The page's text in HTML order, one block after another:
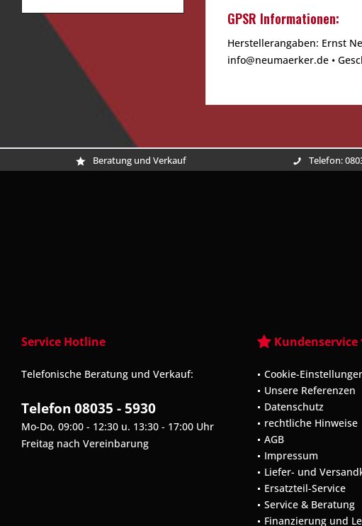
GPSR Informationen:
Herstellerangaben: Ernst
info@neumaerker.de •
Beratung und Verkauf Telefon:
Service Hotline
Telefonische Beratung und Verkauf:
Telefon 08035 - 5930
Mo-Do, 09:00 - 12:30 u. 13:30 - 17:00 Uhr
Freitag nach Vereinbarung
Kundenservice
Cookie-
Unsere Referenzen
Datenschutz
rechtliche Hinweise
AGB
Impressum
Liefer- und
Ersatzteil-Service
Service & Beratung
Finanzierung und